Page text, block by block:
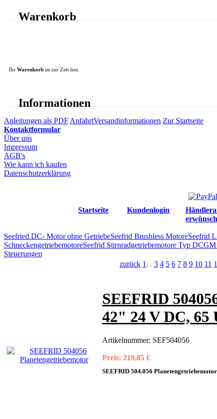
Warenkorb
Ihr Warenkorb ist zur Zeit leer.
Informationen
Anleitungen als PDF AnfahrtVersandinformationen Zur Startseite
Kontaktformular
Über uns
Impressum
AGB's
Wie kann ich kaufen
Datenschutzerklärung
Startseite Kundenlogin
Seefried DC- Motor ohne GetriebeSeefrid Brushless MotoreSeefrid
SchneckengetriebemotoreSeefrid Stirnradgetriebemotore Typ
Steuerungen
zurück 1 ... 3 4 5 6 7 8 9 10 11
SEEFRID
42" 24 V DC, 65
Artikelnummer: SEF504056
Preis: 219,85 €
SEEFRID 504.056